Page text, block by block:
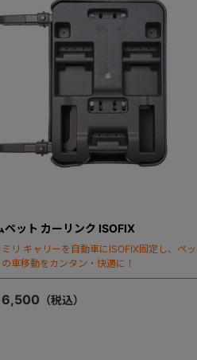
ペット カーリンク ISOFIX
ミリ キャリーを自動車にISOFIX固定し、ペッ
の車移動をカンタン・快適に！